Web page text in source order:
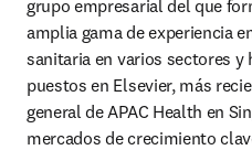
grupo empresarial del que
amplia gama de experiencia
sanitaria en varios sectores
puestos en Elsevier, más
general de APAC Health en
mercados de crecimiento